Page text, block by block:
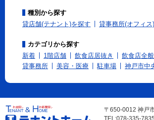
種別から探す
貸店舗(テナント)を探す
貸事務所(オフィス
カテゴリから探す
新着
1階店舗 飲食店居抜き 飲食店全般
貸事務所
美容・医療 駐車場 神戸市中
〒650-0012 神戸
TEL:078-335-